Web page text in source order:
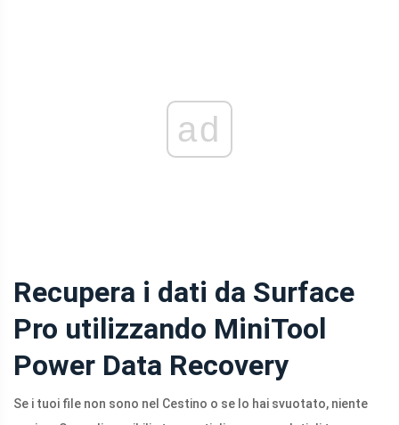
ad
Recupera i dati da Surface
Pro utilizzando MiniTool
Power Data Recovery
Se i tuoi file non sono nel Cestino o se lo hai svuotato, niente